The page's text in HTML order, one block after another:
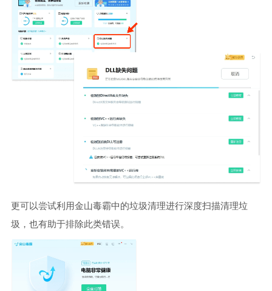
更可以尝试利用金山毒霸中的垃圾清理进行深度扫描清理垃
圾，也有助于排除此类错误。